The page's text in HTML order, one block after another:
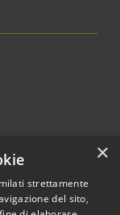
×
strettamente
del sito,